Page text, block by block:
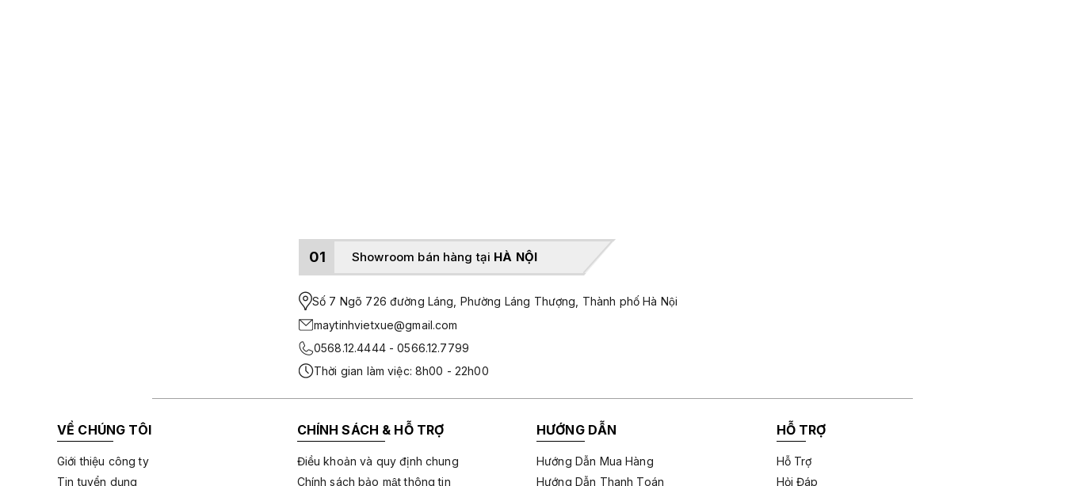
01 Showroom bán hàng tại HÀ NỘI
Số 7 Ngõ 726 đường Láng, Phường Láng Thượng, Thành phố Hà Nội
maytinhvietxue@gmail.com
0568.12.4444 - 0566.12.7799
Thời gian làm việc: 8h00 - 22h00
VỀ CHÚNG TÔI
Giới thiệu công ty
Tin tuyển dụng
CHÍNH SÁCH & HỖ TRỢ
Điều khoản và quy định chung
Chính sách bảo mật thông tin
HƯỚNG DẪN
Hướng Dẫn Mua Hàng
Hướng Dẫn Thanh Toán
HỖ TRỢ
Hỗ Trợ
Hỏi Đáp